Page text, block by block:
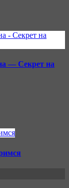
— Секрет на